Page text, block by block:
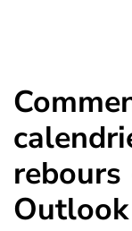
Outlook